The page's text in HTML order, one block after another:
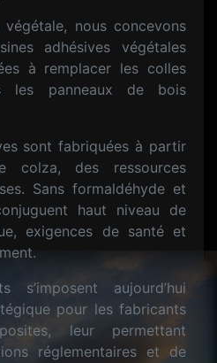
nous concevons
adhésives végétales
à remplacer les colles
les panneaux de bois
sont fabriquées à partir
colza, des ressources
Sans formaldéhyde et
haut niveau de
exigences de santé et
s’imposent aujourd’hui
pour les fabricants
leur permettant
réglementaires et de